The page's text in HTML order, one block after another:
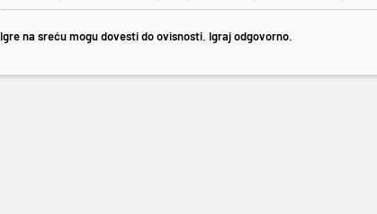
Igre na sreću mogu dovesti do ovisnosti. Igraj odgovorno.